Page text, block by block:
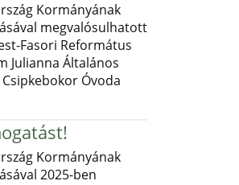
Kormányának
megvalósulhatott
Fasori Református
Julianna Általános
Csipkebokor Óvoda
Kormányának
2025-ben